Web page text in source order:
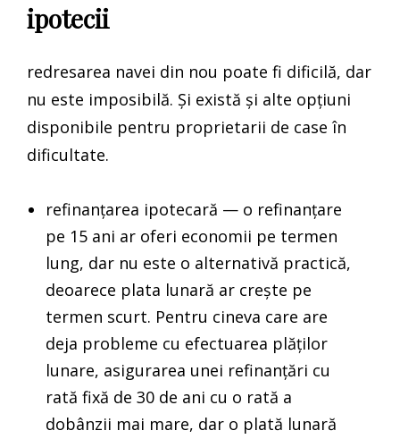
ipotecii
redresarea navei din nou poate fi dificilă, dar
nu este imposibilă. Și există și alte opțiuni
disponibile pentru proprietarii de case în
dificultate.
refinanțarea ipotecară — o refinanțare
pe 15 ani ar oferi economii pe termen
lung, dar nu este o alternativă practică,
deoarece plata lunară ar crește pe
termen scurt. Pentru cineva care are
deja probleme cu efectuarea plăților
lunare, asigurarea unei refinanțări cu
rată fixă de 30 de ani cu o rată a
dobânzii mai mare, dar o plată lunară